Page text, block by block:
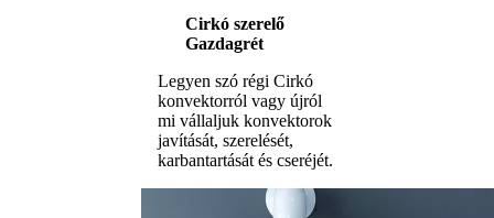
Cirkó szerelő
Gazdagrét
Legyen szó régi Cirkó
konvektorról vagy újról
mi vállaljuk konvektorok
javítását, szerelését,
karbantartását és cseréjét.